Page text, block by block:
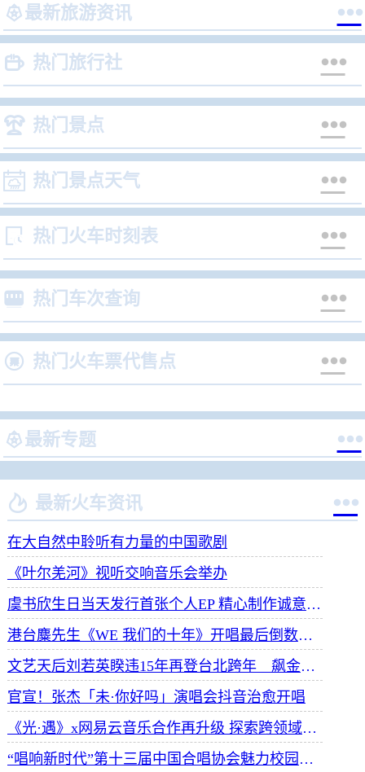
最新旅游资讯 
 热门旅行社 
 热门景点 
 热门景点天气 
 热门火车时刻表 
 热门车次查询 
 热门火车票代售点 
最新专题 
 最新火车资讯 
在大自然中聆听有力量的中国歌剧
《叶尔羌河》视听交响音乐会举办
虞书欣生日当天发行首张个人EP 精心制作诚意满满
港台麋先生《WE 我们的十年》开唱最后倒数 惊喜释出10周年纪念单曲宠粉
文艺天后刘若英睽违15年再登台北跨年 飙金嗓演唱经典招牌歌掀回忆杀
官宣！张杰「未·你好吗」演唱会抖音治愈开唱
《光·遇》x网易云音乐合作再升级 探索跨领域社交新体验
“唱响新时代”第十三届中国合唱协会魅力校园合唱展演开幕